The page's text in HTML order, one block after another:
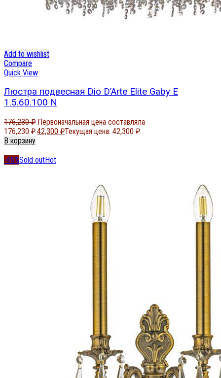
Add to wishlist
Compare
Quick View
Люстра подвесная Dio D’Arte Elite Gaby E
1.5.60.100 N
176,230₽ Первоначальная цена составляла
176,230 ₽.42,300 ₽Текущая цена: 42,300 ₽.
В корзину
-45%Sold outHot